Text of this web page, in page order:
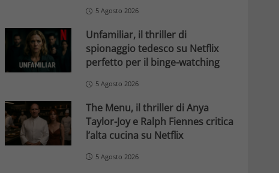
5 Agosto 2026
Unfamiliar, il thriller di
spionaggio tedesco su Netflix
perfetto per il binge-watching
5 Agosto 2026
The Menu, il thriller di Anya
Taylor-Joy e Ralph Fiennes critica
l’alta cucina su Netflix
5 Agosto 2026